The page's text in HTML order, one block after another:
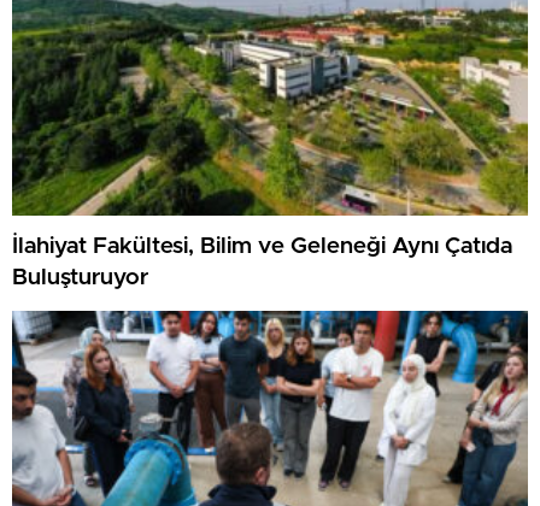
İlahiyat Fakültesi, Bilim ve Geleneği Aynı Çatıda
Buluşturuyor